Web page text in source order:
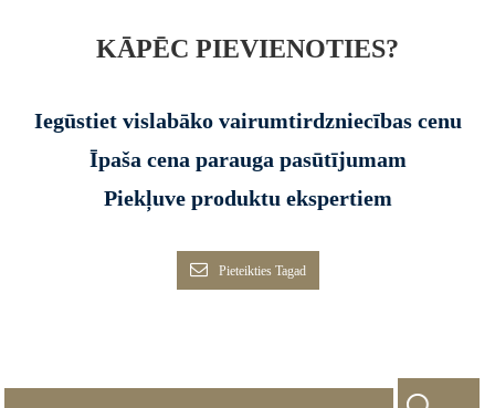
KĀPĒC PIEVIENOTIES?
Iegūstiet vislabāko vairumtirdzniecības cenu
Īpaša cena parauga pasūtījumam
Piekļuve produktu ekspertiem
Pieteikties Tagad